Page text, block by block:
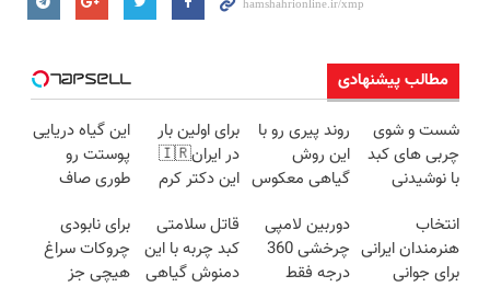
مطالب پیشنهادی
شست و شوی
چربی های کبد
با نوشیدنی
روند پیری رو با
این روش
گیاهی معکوس
برای اولین بار
در ایران🇮🇷
این دکتر کرم
روزه ساخت!
این گیاه دریایی
پوستت رو
طوری صاف
20سال جوون
شدی🔥
انتخاب
هنرمندان ایرانی
برای جوانی
دوربین لامپی
چرخشی 360
درجه فقط
قاتل سلامتی
کبد چربه با این
دمنوش گیاهی
برای نابودی
چروکات سراغ
هیچی جز